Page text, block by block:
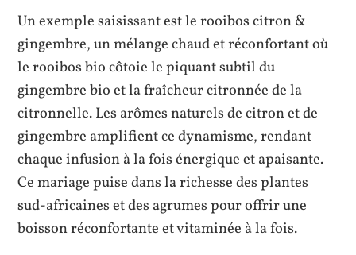
Un exemple saisissant est le rooibos citron &
gingembre, un mélange chaud et réconfortant où
le rooibos bio côtoie le piquant subtil du
gingembre bio et la fraîcheur citronnée de la
citronnelle. Les arômes naturels de citron et de
gingembre amplifient ce dynamisme, rendant
chaque infusion à la fois énergique et apaisante.
Ce mariage puise dans la richesse des plantes
sud-africaines et des agrumes pour offrir une
boisson réconfortante et vitaminée à la fois.